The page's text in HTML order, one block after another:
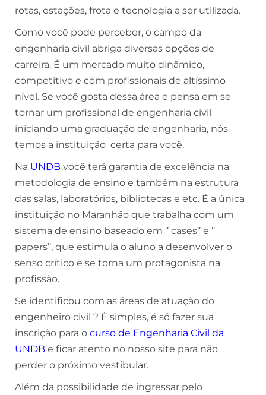
rotas, estações, frota e tecnologia a ser utilizada.
Como você pode perceber, o campo da
engenharia civil abriga diversas opções de
carreira. É um mercado muito dinâmico,
competitivo e com profissionais de altíssimo
nível. Se você gosta dessa área e pensa em se
tornar um profissional de engenharia civil
iniciando uma graduação de engenharia, nós
temos a instituição certa para você.
Na UNDB você terá garantia de excelência na
metodologia de ensino e também na estrutura
das salas, laboratórios, bibliotecas e etc. É a única
instituição no Maranhão que trabalha com um
sistema de ensino baseado em ‘’ cases’’ e ‘’
papers’’, que estimula o aluno a desenvolver o
senso crítico e se torna um protagonista na
profissão.
Se identificou com as áreas de atuação do
engenheiro civil ? É simples, é só fazer sua
inscrição para o curso de Engenharia Civil da
UNDB e ficar atento no nosso site para não
perder o próximo vestibular.
Além da possibilidade de ingressar pelo